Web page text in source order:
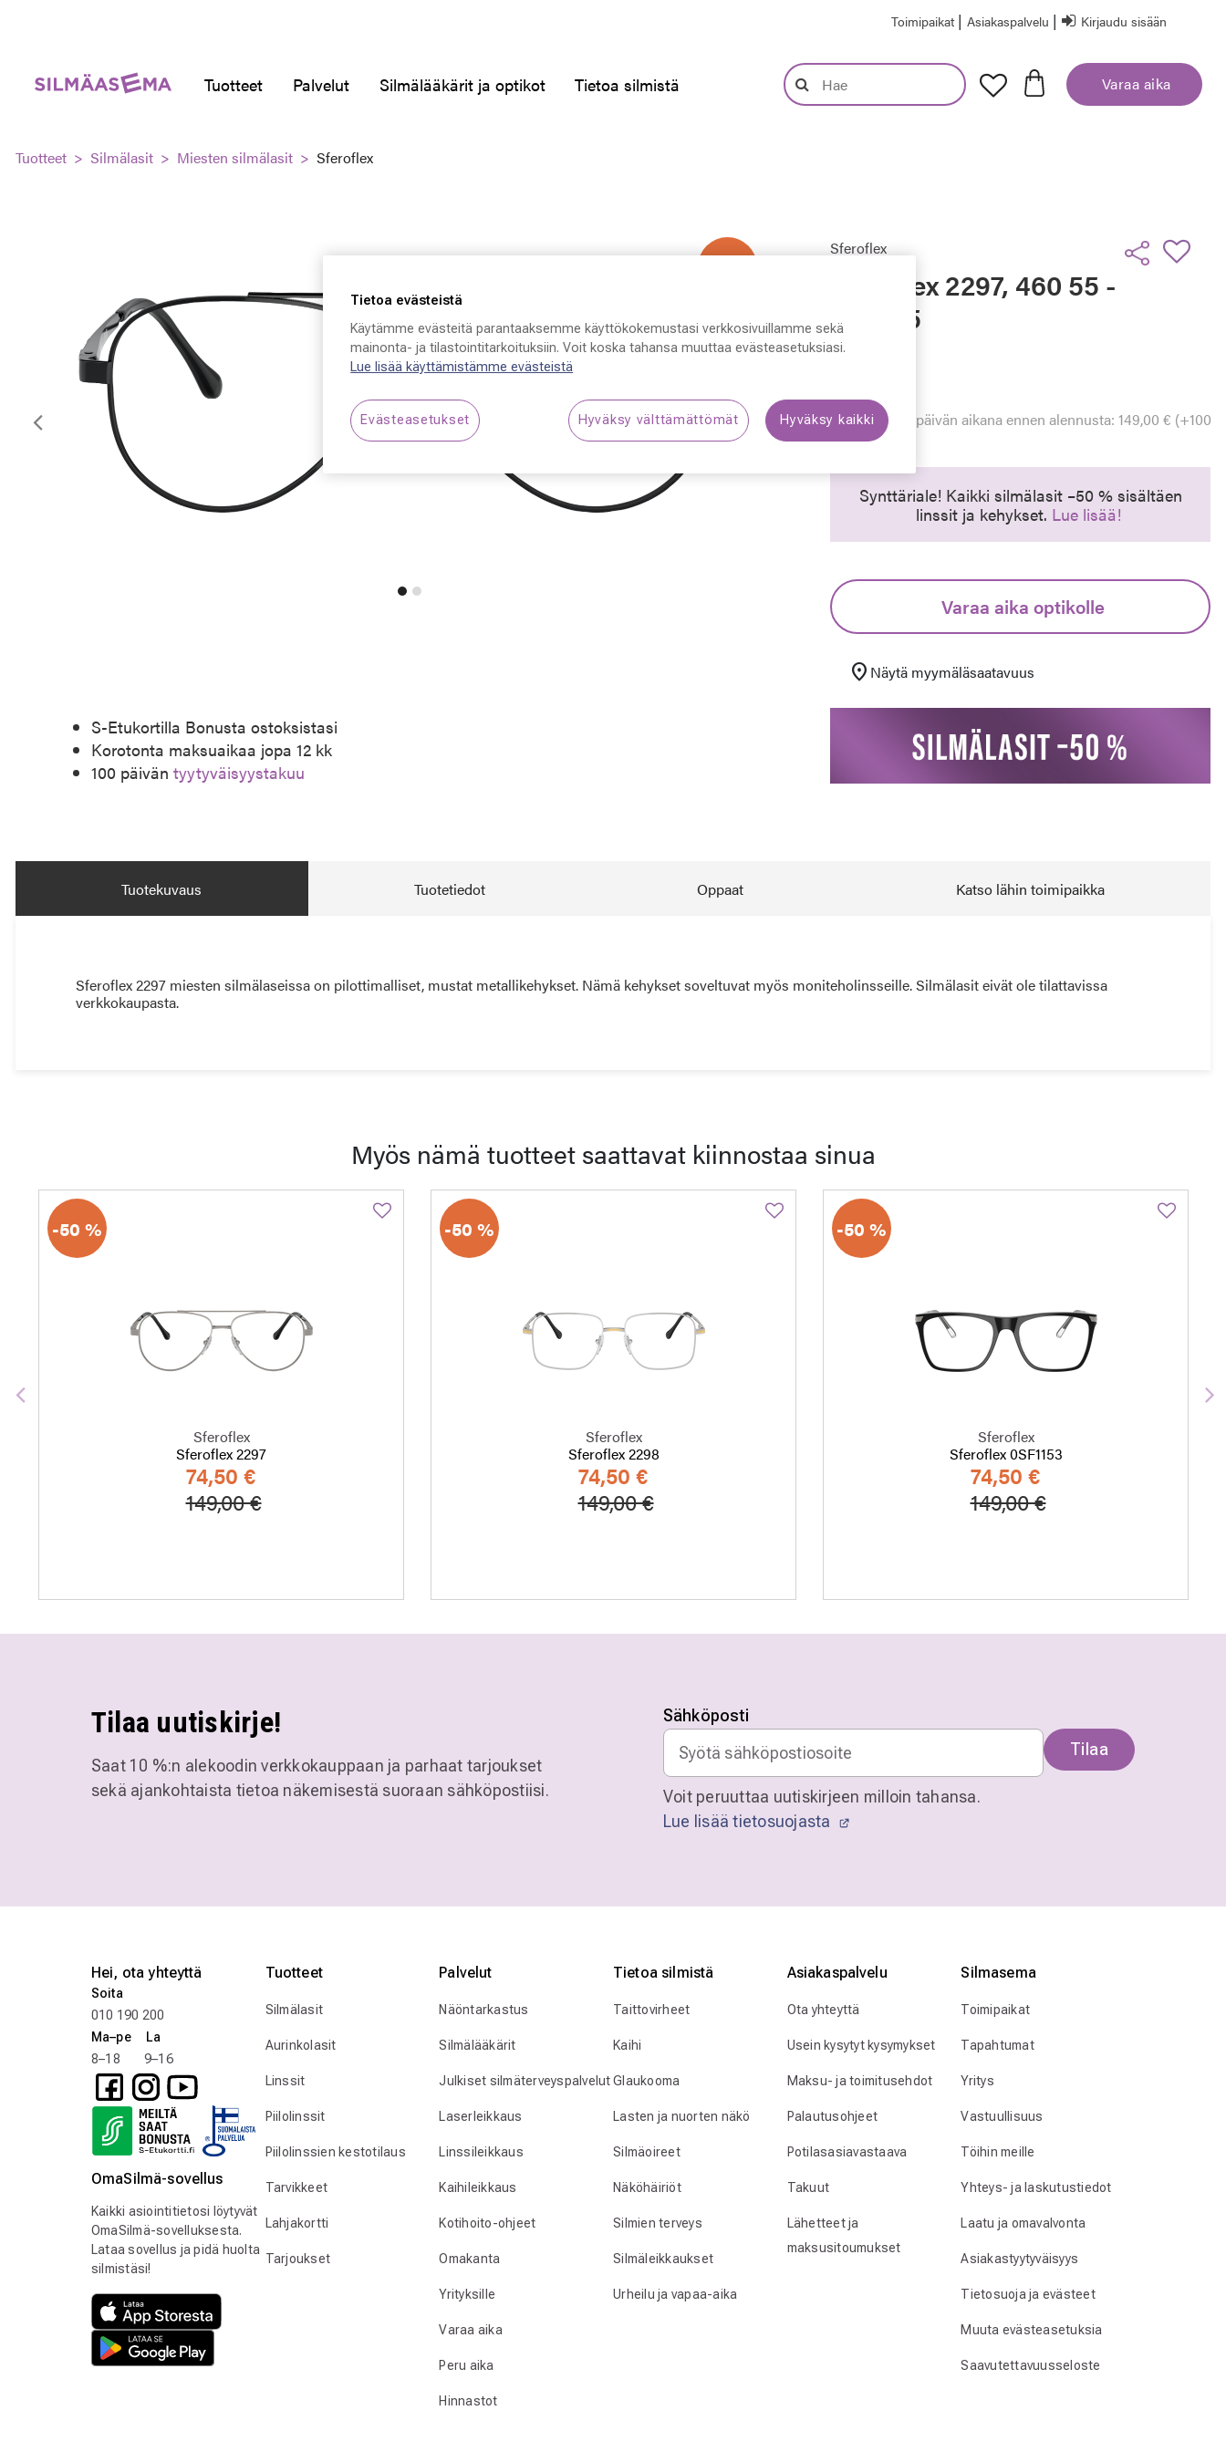
Toimipaikat | Asiakaspalvelu | Kirjaudu sisään
Tuotteet Palvelut Silmälääkärit ja optikot Tietoa silmistä Varaa aika
Tuotteet Silmälasit Miesten silmälasit Sferoflex
Edellinen Seuraava
S-Etukortilla Bonusta ostoksistasi
Korotonta maksuaikaa jopa 12 kk
100 päiväntyytyväisyystakuu
Sferoflex
Sferoflex 2297, 460 55 -
15 - 145
149,00 €
Alin hinta 30 päivän aikana ennen alennusta: 149,00 € (+100
%)
Synttäriale! Kaikki silmälasit –50 % sisältäen
linssit ja kehykset. Lue lisää!
Varaa aika optikolle
location_on Näytä myymäläsaatavuus
Tuotekuvaus Tuotetiedot Oppaat Katso lähin toimipaikka
Sferoflex 2297 miesten silmälaseissa on pilottimalliset, mustat metallikehykset. Nämä kehykset soveltuvat myös moniteholinsseille. Silmälasit eivät ole tilattavissa
verkkokaupasta.
Myös nämä tuotteet saattavat kiinnostaa sinua
-50 %
Sferoflex
Sferoflex 2297
74,50 €
Hinta alennettu
149,00 €Alennettu hinta
-50 %
Sferoflex
Sferoflex 2298
74,50 €
Hinta alennettu
149,00 €Alennettu hinta
-50 %
Sferoflex
Sferoflex 0SF1153
74,50 €
Hinta alennettu
149,00 €Alennettu hinta
Edellinen
Tilaa uutiskirje!
Saat 10 %:n alekoodin verkkokauppaan ja parhaat tarjoukset
sekä ajankohtaista tietoa näkemisestä suoraan sähköpostiisi.
Sähköposti
Tilaa
Voit peruuttaa uutiskirjeen milloin tahansa.
Lue lisää tietosuojasta
Hei, ota yhteyttä
Soita
010 190 200
Ma–pe La
8–18 9–16
OmaSilmä-sovellus
Kaikki asiointitietosi löytyvät
OmaSilmä-sovelluksesta.
Lataa sovellus ja pidä huolta
silmistäsi!
Tuotteet
Silmälasit
Aurinkolasit
Linssit
Piilolinssit
Piilolinssien kestotilaus
Tarvikkeet
Lahjakortti
Tarjoukset
Palvelut
Näöntarkastus
Silmälääkärit
Julkiset silmäterveyspalvelut
Laserleikkaus
Linssileikkaus
Kaihileikkaus
Kotihoito-ohjeet
Omakanta
Yrityksille
Varaa aika
Peru aika
Hinnastot
Tietoa silmistä
Taittovirheet
Kaihi
Glaukooma
Lasten ja nuorten näkö
Silmäoireet
Näköhäiriöt
Silmien terveys
Silmäleikkaukset
Urheilu ja vapaa-aika
Asiakaspalvelu
Ota yhteyttä
Usein kysytyt kysymykset
Maksu- ja toimitusehdot
Palautusohjeet
Potilasasiavastaava
Takuut
Lähetteet ja
maksusitoumukset
Silmӓasema
Toimipaikat
Tapahtumat
Yritys
Vastuullisuus
Töihin meille
Yhteys- ja laskutustiedot
Laatu ja omavalvonta
Asiakastyytyväisyys
Tietosuoja ja evästeet
Muuta evästeasetuksia
Saavutettavuusseloste
Tietoa evästeistä
Käytämme evästeitä parantaaksemme käyttökokemustasi verkkosivuillamme sekä
mainonta- ja tilastointitarkoituksiin. Voit koska tahansa muuttaa evästeasetuksiasi.
Lue lisää käyttämistämme evästeistä
Evästeasetukset Hyväksy välttämättömät Hyväksy kaikki